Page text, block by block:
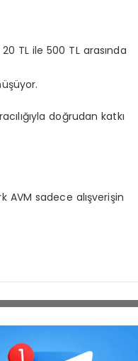
TL ile 500 TL arasında
.
doğrudan katkı
AVM sadece alışverişin